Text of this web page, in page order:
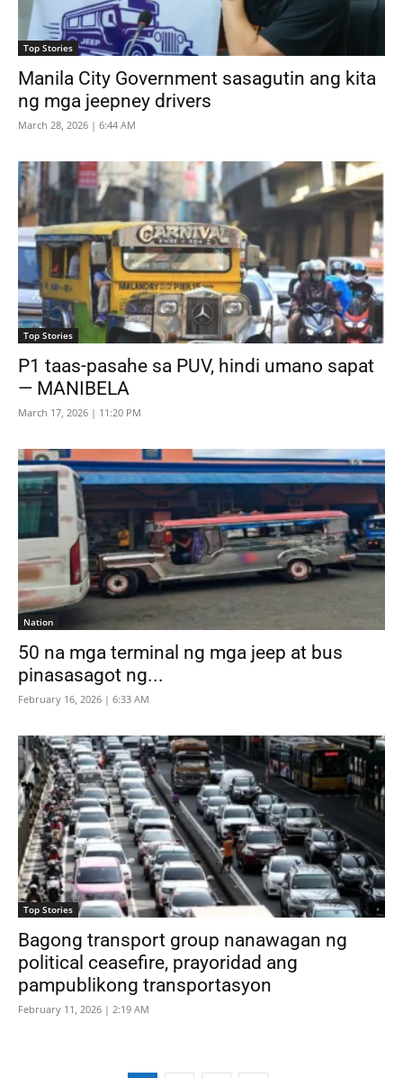
Top Stories
Manila City Government sasagutin ang kita
ng mga jeepney drivers
March 28, 2026 | 6:44 AM
Top Stories
P1 taas-pasahe sa PUV, hindi umano sapat
— MANIBELA
March 17, 2026 | 11:20 PM
Nation
50 na mga terminal ng mga jeep at bus
pinasasagot ng...
February 16, 2026 | 6:33 AM
Top Stories
Bagong transport group nanawagan ng
political ceasefire, prayoridad ang
pampublikong transportasyon
February 11, 2026 | 2:19 AM